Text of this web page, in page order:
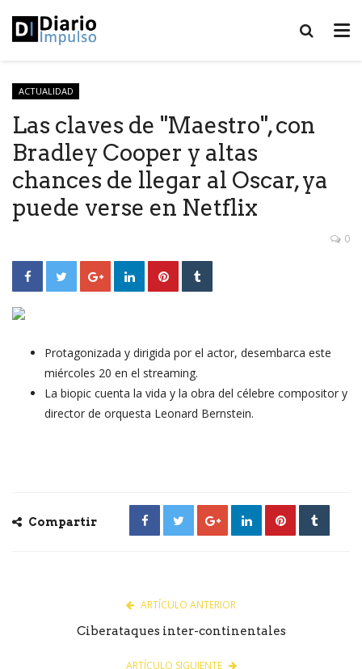
ACTUALIDAD
Las claves de "Maestro", con
Bradley Cooper y altas
chances de llegar al Oscar, ya
puede verse en Netflix
0
Protagonizada y dirigida por el actor, desembarca este
miércoles 20 en el streaming.
La biopic cuenta la vida y la obra del célebre compositor y
director de orquesta Leonard Bernstein.
Compartir
ARTÍCULO ANTERIOR
Ciberataques inter-continentales
ARTÍCULO SIGUIENTE